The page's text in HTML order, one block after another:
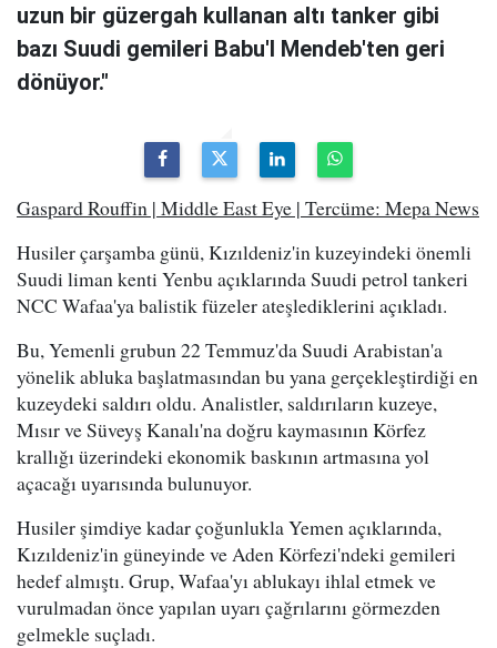
uzun bir güzergah kullanan altı tanker gibi
bazı Suudi gemileri Babu'l Mendeb'ten geri
dönüyor."
Gaspard Rouffin | Middle East Eye | Tercüme: Mepa News
Husiler çarşamba günü, Kızıldeniz'in kuzeyindeki önemli
Suudi liman kenti Yenbu açıklarında Suudi petrol tankeri
NCC Wafaa'ya balistik füzeler ateşlediklerini açıkladı.
Bu, Yemenli grubun 22 Temmuz'da Suudi Arabistan'a
yönelik abluka başlatmasından bu yana gerçekleştirdiği en
kuzeydeki saldırı oldu. Analistler, saldırıların kuzeye,
Mısır ve Süveyş Kanalı'na doğru kaymasının Körfez
krallığı üzerindeki ekonomik baskının artmasına yol
açacağı uyarısında bulunuyor.
Husiler şimdiye kadar çoğunlukla Yemen açıklarında,
Kızıldeniz'in güneyinde ve Aden Körfezi'ndeki gemileri
hedef almıştı. Grup, Wafaa'yı ablukayı ihlal etmek ve
vurulmadan önce yapılan uyarı çağrılarını görmezden
gelmekle suçladı.